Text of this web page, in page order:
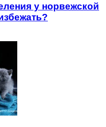
у норвежской